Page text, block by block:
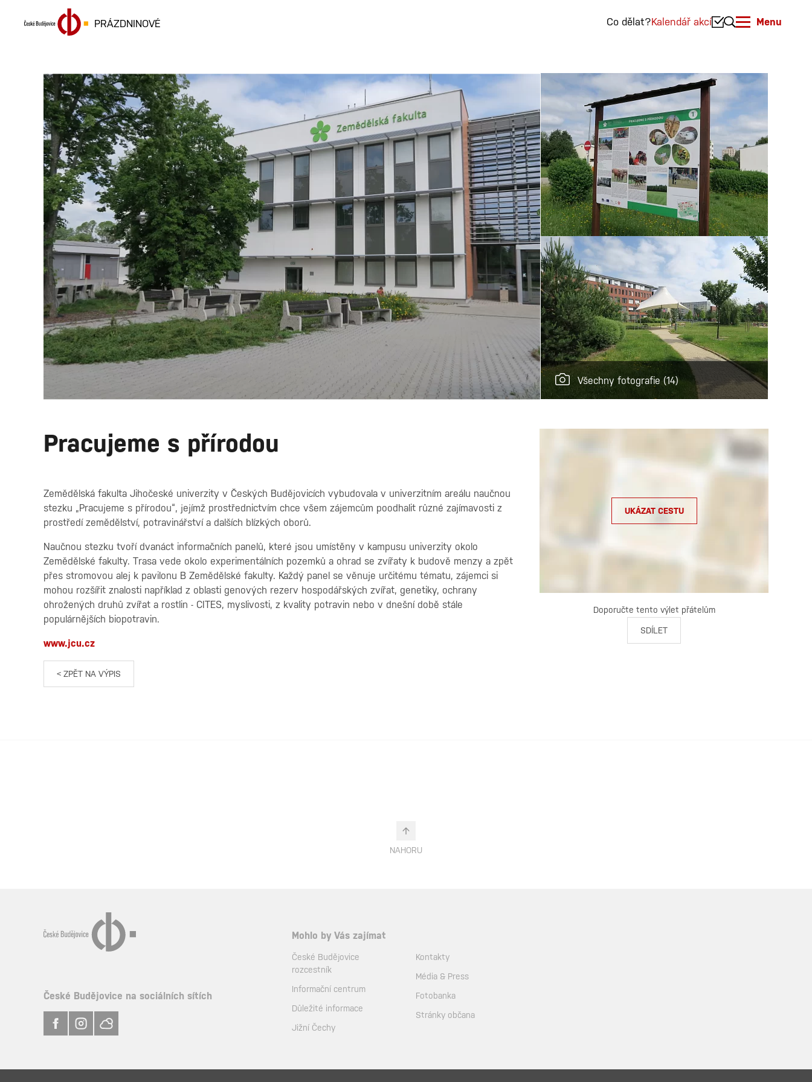
PRÁZDNINOVÉ Co dělat?Kalendář akcí Menu
Všechny fotografie (14)
Pracujeme s přírodou
Zemědělská fakulta Jihočeské univerzity v Českých Budějovicích vybudovala v univerzitním areálu naučnou
stezku „Pracujeme s přírodou“, jejímž prostřednictvím chce všem zájemcům poodhalit různé zajímavosti z
prostředí zemědělství, potravinářství a dalších blízkých oborů.
Naučnou stezku tvoří dvanáct informačních panelů, které jsou umístěny v kampusu univerzity okolo
Zemědělské fakulty. Trasa vede okolo experimentálních pozemků a ohrad se zvířaty k budově menzy a zpět
přes stromovou alej k pavilonu B Zemědělské fakulty. Každý panel se věnuje určitému tématu, zájemci si
mohou rozšířit znalosti například z oblasti genových rezerv hospodářských zvířat, genetiky, ochrany
ohrožených druhů zvířat a rostlin - CITES, myslivosti, z kvality potravin nebo v dnešní době stále
populárnějších biopotravin.
www.jcu.cz
< ZPĚT NA VÝPIS
UKÁZAT CESTU
Doporučte tento výlet přátelům
SDÍLET
NAHORU
České Budějovice na sociálních sítích
Mohlo by Vás zajímat
České Budějovice
rozcestník
Informační centrum
Důležité informace
Jižní Čechy
Kontakty
Média & Press
Fotobanka
Stránky občana